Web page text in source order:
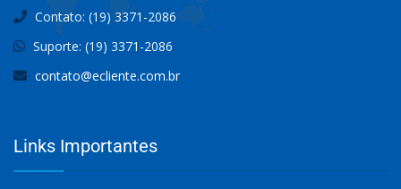
Contato: (19) 3371-2086
Suporte: (19) 3371-2086
contato@ecliente.com.br
Links Importantes